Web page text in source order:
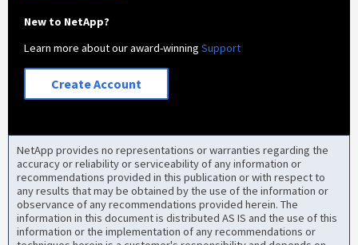
New to NetApp?
Learn more about our award-winningSupport
Create Account
NetApp provides no representations or warranties regarding the
accuracy or reliability or serviceability of any information or
recommendations provided in this publication or with respect to
any results that may be obtained by the use of the information or
observance of any recommendations provided herein. The
information in this document is distributed AS IS and the use of this
information or the implementation of any recommendations or